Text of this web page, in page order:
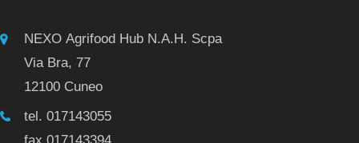
NEXO Agrifood Hub N.A.H. Scpa
Via Bra, 77
12100 Cuneo
tel. 017143055